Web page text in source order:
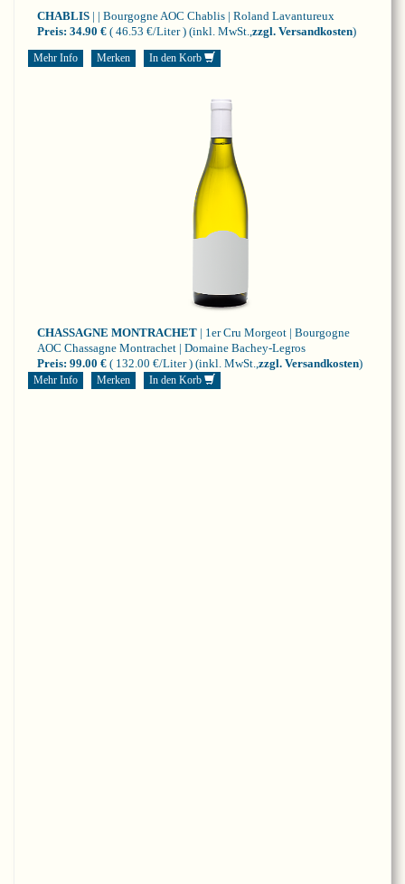
CHABLIS | | Bourgogne AOC Chablis | Roland Lavantureux
Preis: 34.90 € ( 46.53 €/Liter ) (inkl. MwSt., zzgl. Versandkosten)
Mehr Info Merken In den Korb
CHASSAGNE MONTRACHET | 1er Cru Morgeot | Bourgogne
AOC Chassagne Montrachet | Domaine Bachey-Legros
Preis: 99.00 € ( 132.00 €/Liter ) (inkl. MwSt., zzgl. Versandkosten)
Mehr Info Merken In den Korb